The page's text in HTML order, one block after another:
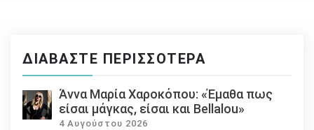
ΔΙΑΒΆΣΤΕ ΠΕΡΙΣΣΌΤΕΡΑ
Άννα Μαρία Χαροκόπου: «Έμαθα πως
είσαι μάγκας, είσαι και Bellalou»
4 Αυγούστου 2026